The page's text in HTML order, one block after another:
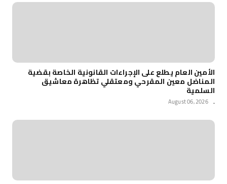
الأمين العام يطلع على الإجراءات القانونية الخاصة بقضية
المناضل معين المقرحي ومعتقلي تظاهرة معاشيق
السلمية
.
August 06, 2026